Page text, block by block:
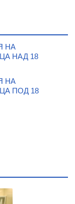
НА
НАД 18
НА
ПОД 18